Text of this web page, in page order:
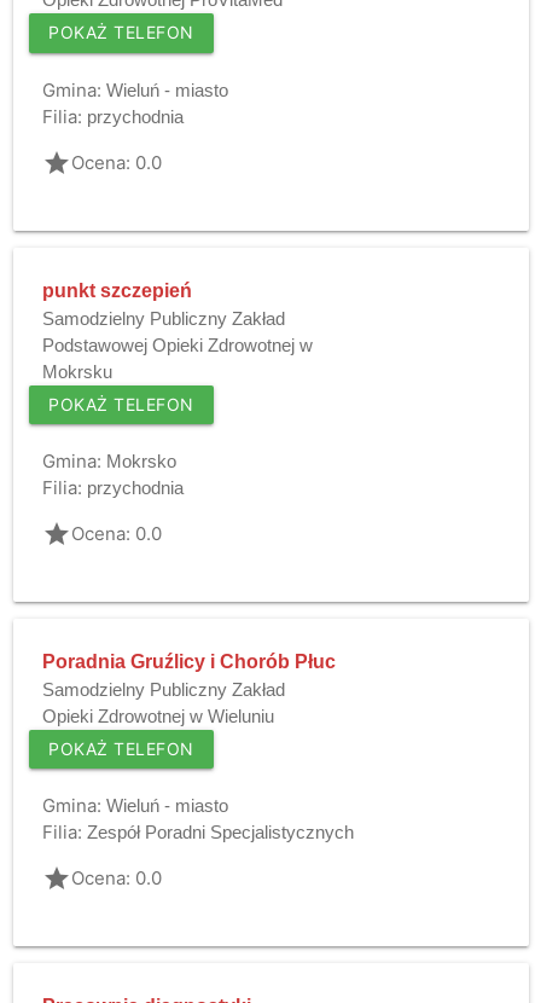
POKAŻ TELEFON
Gmina: Wieluń - miasto
Filia: przychodnia
gradeOcena: 0.0
punkt szczepień
Samodzielny Publiczny Zakład
Podstawowej Opieki Zdrowotnej w
Mokrsku
POKAŻ TELEFON
Gmina: Mokrsko
Filia: przychodnia
gradeOcena: 0.0
Poradnia Gruźlicy i Chorób Płuc
Samodzielny Publiczny Zakład
Opieki Zdrowotnej w Wieluniu
POKAŻ TELEFON
Gmina: Wieluń - miasto
Filia: Zespół Poradni Specjalistycznych
gradeOcena: 0.0